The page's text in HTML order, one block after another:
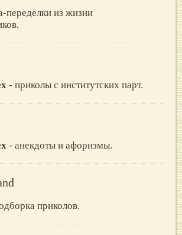
переделки из жизни
- приколы с институтских парт.
- анекдоты и афоризмы.
приколов.